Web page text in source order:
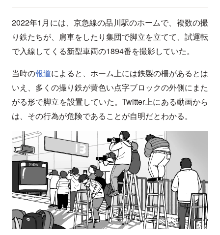
2022年1月には、京急線の品川駅のホームで、複数の撮
り鉄たちが、肩車をしたり集団で脚立を立てて、試運転
で入線してくる新型車両の1894番を撮影していた。
当時の報道によると、ホーム上には鉄製の柵があるとは
いえ、多くの撮り鉄が黄色い点字ブロックの外側にまた
がる形で脚立を設置していた。Twitter上にある動画から
は、その行為が危険であることが自明だとわかる。